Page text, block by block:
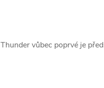
Thunder vůbec poprvé je